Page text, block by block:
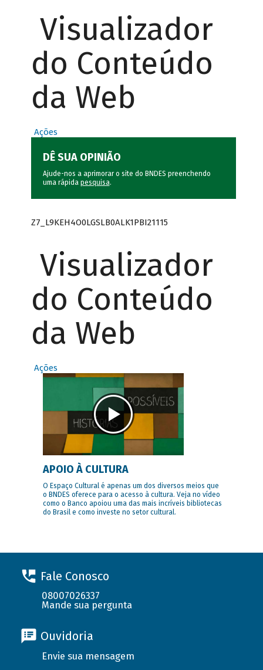
Visualizador
do Conteúdo
da Web
Ações
DÊ SUA OPINIÃO
Ajude-nos a aprimorar o site do BNDES preenchendo
uma rápida pesquisa.
Z7_L9KEH4O0LGSLB0ALK1PBI21115
Visualizador
do Conteúdo
da Web
Ações
APOIO À CULTURA
O Espaço Cultural é apenas um dos diversos meios que
o BNDES oferece para o acesso à cultura. Veja no vídeo
como o Banco apoiou uma das mais incríveis bibliotecas
do Brasil e como investe no setor cultural.
Fale Conosco
08007026337
Mande sua pergunta
Ouvidoria
Envie sua mensagem